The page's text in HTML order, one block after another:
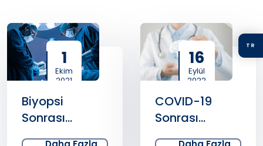
TR
1
Ekim
2021
Biyopsi
Sonrası
Enfeksiyon
16
Eylül
2022
COVID-19
Sonrası
Oluşan Beyin